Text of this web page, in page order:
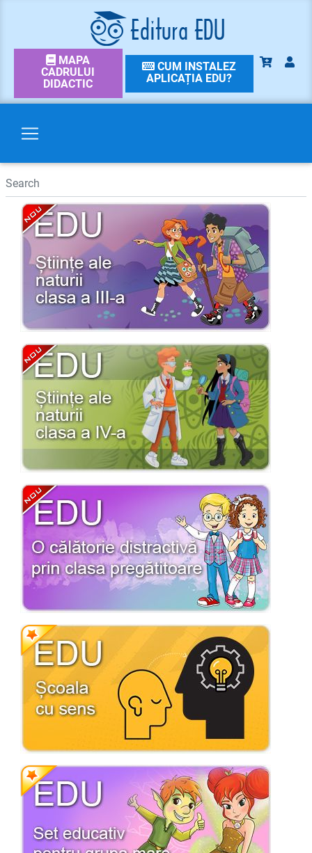
MAPA
CADRULUI
DIDACTIC
CUM INSTALEZ
APLICAȚIA EDU?